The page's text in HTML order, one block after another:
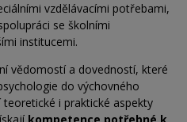
vzdělávacími potřebami,
se školními
institucemi.
vědomostí a dovedností, které
do výchovného
i praktické aspekty